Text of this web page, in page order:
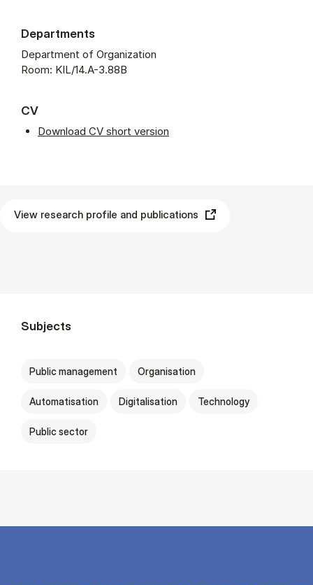
Departments
Department of Organization
Room: KIL/14.A-3.88B
CV
Download CV short version
View research profile and publications
Subjects
Public management Organisation
Automatisation Digitalisation Technology
Public sector